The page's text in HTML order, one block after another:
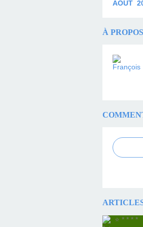
AOÛT
À PROPOS